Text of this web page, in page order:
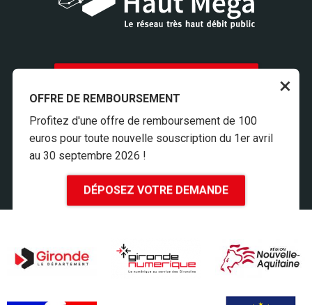
ESPACE PRESSE
MENTIONS LÉGALES
COOKIES
ACCESSIBILITÉ
CONTACT
×
OFFRE DE REMBOURSEMENT
Profitez d'une offre de remboursement de 100
euros pour toute nouvelle souscription du 1er avril
au 30 septembre 2026 !
DÉPOSEZ VOTRE DEMANDE